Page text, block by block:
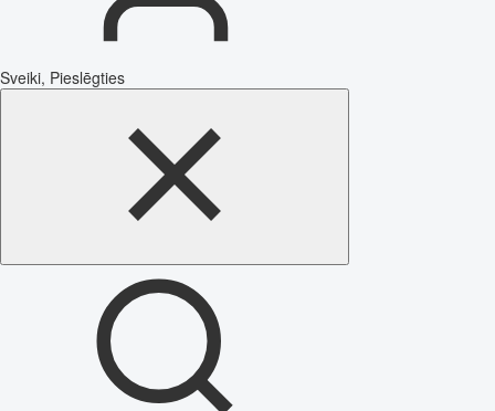
Sveiki, Pieslēgties